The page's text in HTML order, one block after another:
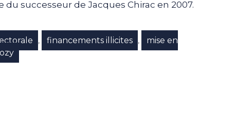
successeur de Jacques Chirac en 2007.
, financements illicites ,
mise en